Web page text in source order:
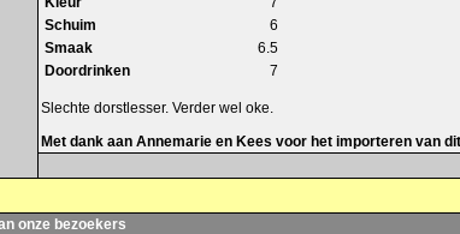
Schuim
6
Smaak
6.5
Doordrinken
7
Slechte dorstlesser. Verder wel oke.
Met dank aan Annemarie en Kees voor het importeren van
onze bezoekers